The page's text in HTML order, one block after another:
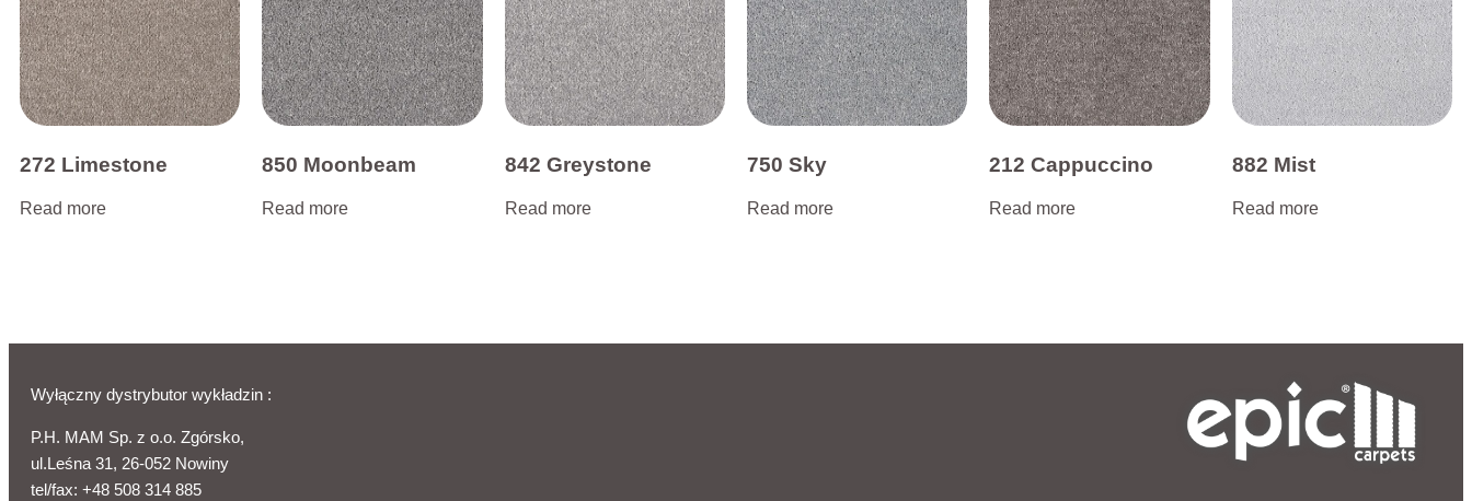
272 Limestone
Read more
850 Moonbeam
Read more
842 Greystone
Read more
750 Sky
Read more
212 Cappuccino
Read more
882 Mist
Read more
Wyłączny dystrybutor wykładzin :
P.H. MAM Sp. z o.o. Zgórsko,
ul.Leśna 31, 26-052 Nowiny
tel/fax: +48 508 314 885